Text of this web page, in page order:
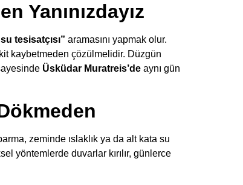
Yanınızdayız
tesisatçısı” aramasını yapmak olur.
kaybetmeden çözülmelidir. Düzgün
Üsküdar Muratreis’de aynı gün
zeminde ıslaklık ya da alt kata su
yöntemlerde duvarlar kırılır, günlerce